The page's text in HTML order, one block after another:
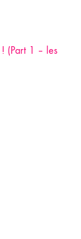
! (Part 1 – les